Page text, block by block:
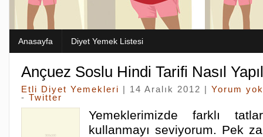
Anasayfa Diyet Yemek Listesi
Ançuez Soslu Hindi Tarifi Nasıl
Etli Diyet Yemekleri | 14 Aralık 2012 | Yorum yok
- Twitter
Yemeklerimizde farklı
kullanmayı seviyorum. Pek